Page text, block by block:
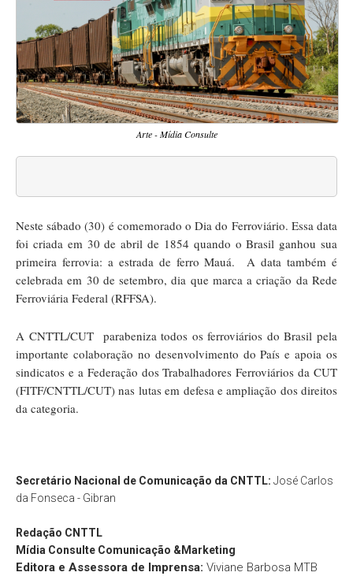
Arte - Mídia Consulte
Neste sábado (30) é comemorado o Dia do Ferroviário. Essa data
foi criada em 30 de abril de 1854 quando o Brasil ganhou sua
primeira ferrovia: a estrada de ferro Mauá. A data também é
celebrada em 30 de setembro, dia que marca a criação da Rede
Ferroviária Federal (RFFSA).
A CNTTL/CUT parabeniza todos os ferroviários do Brasil pela
importante colaboração no desenvolvimento do País e apoia os
sindicatos e a Federação dos Trabalhadores Ferroviários da CUT
(FITF/CNTTL/CUT) nas lutas em defesa e ampliação dos direitos
da categoria.
Secretário Nacional de Comunicação da CNTTL: José Carlos
da Fonseca - Gibran
Redação CNTTL
Mídia Consulte Comunicação &Marketing
Editora e Assessora de Imprensa: Viviane Barbosa MTB